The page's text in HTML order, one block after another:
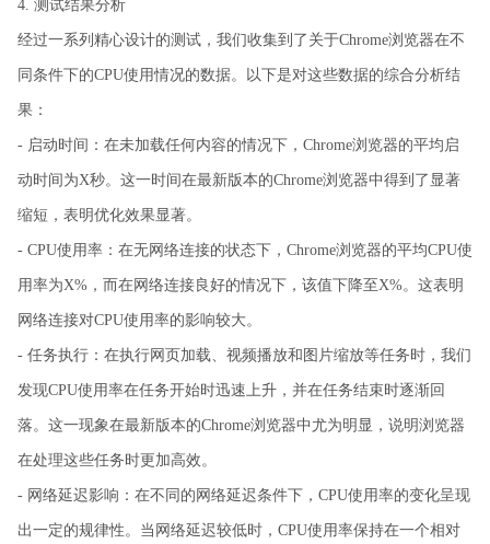
4. 测试结果分析
经过一系列精心设计的测试，我们收集到了关于Chrome浏览器在不
同条件下的CPU使用情况的数据。以下是对这些数据的综合分析结
果：
- 启动时间：在未加载任何内容的情况下，Chrome浏览器的平均启
动时间为X秒。这一时间在最新版本的Chrome浏览器中得到了显著
缩短，表明优化效果显著。
- CPU使用率：在无网络连接的状态下，Chrome浏览器的平均CPU使
用率为X%，而在网络连接良好的情况下，该值下降至X%。这表明
网络连接对CPU使用率的影响较大。
- 任务执行：在执行网页加载、视频播放和图片缩放等任务时，我们
发现CPU使用率在任务开始时迅速上升，并在任务结束时逐渐回
落。这一现象在最新版本的Chrome浏览器中尤为明显，说明浏览器
在处理这些任务时更加高效。
- 网络延迟影响：在不同的网络延迟条件下，CPU使用率的变化呈现
出一定的规律性。当网络延迟较低时，CPU使用率保持在一个相对